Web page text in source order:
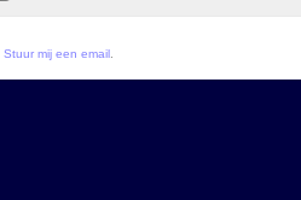
Stuur mij een email